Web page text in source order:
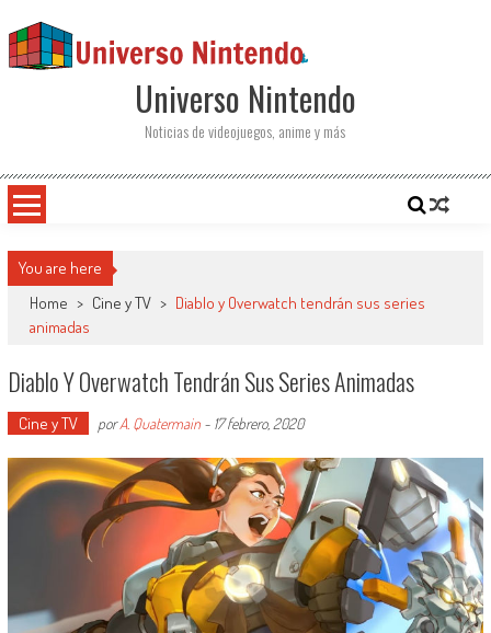
Universo Nintendo
Noticias de videojuegos, anime y más
You are here
Home > Cine y TV > Diablo y Overwatch tendrán sus series
animadas
Diablo Y Overwatch Tendrán Sus Series Animadas
Cine y TV porA. Quatermain- 17 febrero, 2020